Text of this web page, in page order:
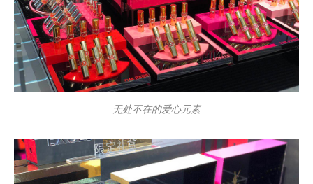
无处不在的爱心元素